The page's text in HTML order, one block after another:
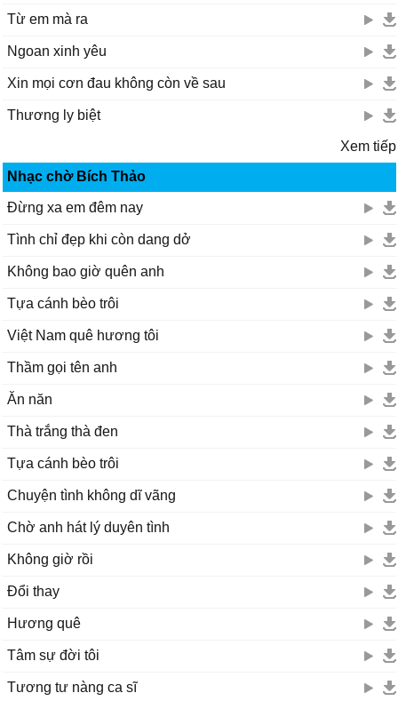
Từ em mà ra
Ngoan xinh yêu
Xin mọi cơn đau không còn về sau
Thương ly biệt
Xem tiếp
Nhạc chờ Bích Thảo
Đừng xa em đêm nay
Tình chỉ đẹp khi còn dang dở
Không bao giờ quên anh
Tựa cánh bèo trôi
Việt Nam quê hương tôi
Thầm gọi tên anh
Ăn năn
Thà trắng thà đen
Tựa cánh bèo trôi
Chuyện tình không dĩ vãng
Chờ anh hát lý duyên tình
Không giờ rồi
Đổi thay
Hương quê
Tâm sự đời tôi
Tương tư nàng ca sĩ